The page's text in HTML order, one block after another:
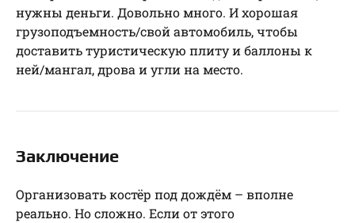
нужны деньги. Довольно много. И хорошая
грузоподъемность/свой автомобиль, чтобы
доставить туристическую плиту и баллоны к
ней/мангал, дрова и угли на место.
Заключение
Организовать костёр под дождём – вполне
реально. Но сложно. Если от этого